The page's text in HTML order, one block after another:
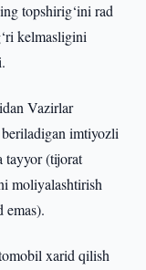
topshirig‘ini rad
kelmasligini
Vazirlar
imtiyozli
tayyor (tijorat
moliyalashtirish
emas).
xarid qilish